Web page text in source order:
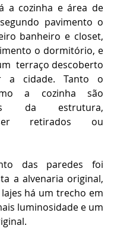
a cozinha e área de
pavimento o
banheiro e closet,
o dormitório, e
terraço descoberto
a cidade. Tanto o
a cozinha são
da estrutura,
retirados ou
das paredes foi
a alvenaria original,
há um trecho em
luminosidade e um